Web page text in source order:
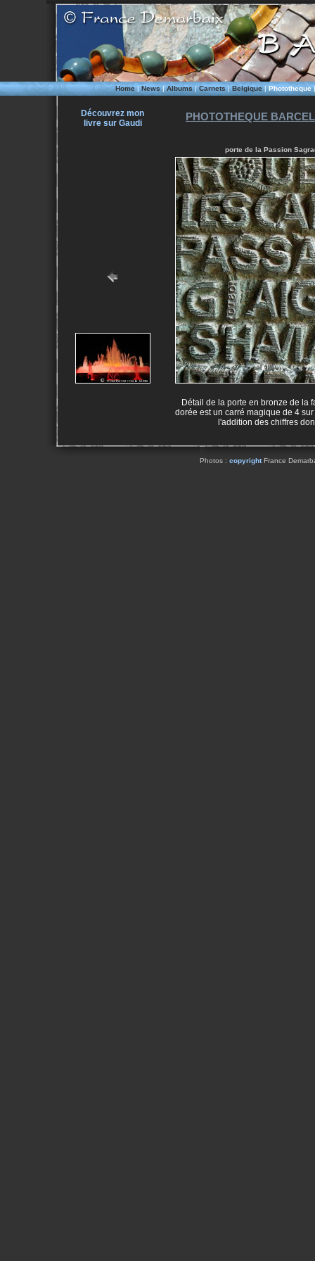
Home|News|Albums|Carnets|Belgique|Phototheque
Découvrez mon
livre sur Gaudi
PHOTOTHEQUE
porte de la Passion
Détail de la porte en bronze de la
dorée est un carré magique de 4
l'addition des chiffres
Photos : copyrightFrance